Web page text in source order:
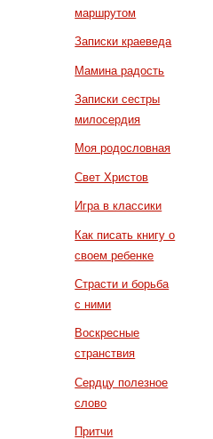
маршрутом
Записки краеведа
Мамина радость
Записки сестры
милосердия
Моя родословная
Свет Христов
Игра в классики
Как писать книгу о
своем ребенке
Страсти и борьба
с ними
Воскресные
странствия
Сердцу полезное
слово
Притчи